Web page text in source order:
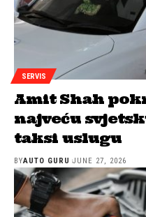
SERVIS
Amit Shah
najveću
taksi uslugu
BYAUTO GURU JUNE 27, 2026